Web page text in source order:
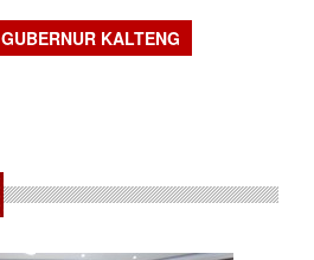
GUBERNUR KALTENG